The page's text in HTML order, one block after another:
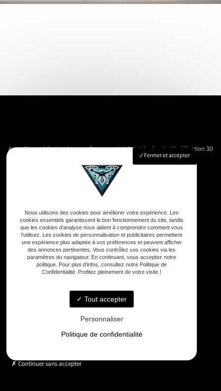
AccueilImmobilierVue AérienneÉvénementielsSuivi de chantier Modélisation 3D
Contact
Adresse
33590 Vensac
Téléphone
06 33 48 35 75
contact@gd-drones-services.fr
Horaires
Fermer et accepter
Nous utilisons des cookies pour améliorer votre expérience. Les
cookies essentiels garantissent le bon fonctionnement du site, tandis
que les cookies d'analyse nous aident à comprendre comment vous
l'utilisez. Les cookies de personnalisation et publicitaires permettent
une expérience plus adaptée à vos préférences et peuvent afficher
des annonces pertinentes. Vous contrôlez vos cookies via les
paramètres du navigateur. En continuant, vous acceptez notre
politique. Pour plus d'infos, consultez notre Politique de
Confidentialité. Profitez pleinement de votre visite !
Tout accepter
Personnaliser
Politique de confidentialité
Continuer sans accepter